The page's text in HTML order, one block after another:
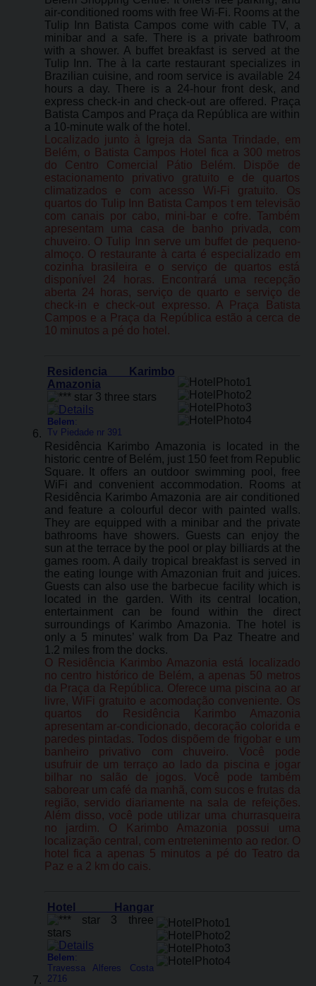
air-conditioned rooms with free Wi-Fi. Rooms at the
Tulip Inn Batista Campos come with cable TV, a
minibar and a safe. There is a private bathroom
with a shower. A buffet breakfast is served at the
Tulip Inn. The à la carte restaurant specializes in
Brazilian cuisine, and room service is available 24
hours a day. There is a 24-hour front desk, and
express check-in and check-out are offered. Praça
Batista Campos and Praça da República are within
a 10-minute walk of the hotel.
Localizado junto à Igreja da Santa Trindade, em
Belém, o Batista Campos Hotel fica a 300 metros
do Centro Comercial Pátio Belém. Dispõe de
estacionamento privativo gratuito e de quartos
climatizados e com acesso Wi-Fi gratuito. Os
quartos do Tulip Inn Batista Campos t em televisão
com canais por cabo, mini-bar e cofre. Também
apresentam uma casa de banho privada, com
chuveiro. O Tulip Inn serve um buffet de pequeno-
almoço. O restaurante à carta é especializado em
cozinha brasileira e o serviço de quartos está
disponível 24 horas. Encontrará uma recepção
aberta 24 horas, serviço de quarto e serviço de
check-in e check-out expresso. A Praça Batista
Campos e a Praça da República estão a cerca de
10 minutos a pé do hotel.
Residencia Karimbo
Amazonia
Belem:
Tv Piedade nr 391
Residência Karimbo Amazonia is located in the
historic centre of Belém, just 150 feet from Republic
Square. It offers an outdoor swimming pool, free
WiFi and convenient accommodation. Rooms at
Residência Karimbo Amazonia are air conditioned
and feature a colourful decor with painted walls.
They are equipped with a minibar and the private
bathrooms have showers. Guests can enjoy the
sun at the terrace by the pool or play billiards at the
games room. A daily tropical breakfast is served in
the eating lounge with Amazonian fruit and juices.
Guests can also use the barbecue facility which is
located in the garden. With its central location,
entertainment can be found within the direct
surroundings of Karimbo Amazonia. The hotel is
only a 5 minutes’ walk from Da Paz Theatre and
1.2 miles from the docks.
O Residência Karimbo Amazonia está localizado
no centro histórico de Belém, a apenas 50 metros
da Praça da República. Oferece uma piscina ao ar
livre, WiFi gratuito e acomodação conveniente. Os
quartos do Residência Karimbo Amazonia
apresentam ar-condicionado, decoração colorida e
paredes pintadas. Todos dispõem de frigobar e um
banheiro privativo com chuveiro. Você pode
usufruir de um terraço ao lado da piscina e jogar
bilhar no salão de jogos. Você pode também
saborear um café da manhã, com sucos e frutas da
região, servido diariamente na sala de refeições.
Além disso, você pode utilizar uma churrasqueira
no jardim. O Karimbo Amazonia possui uma
localização central, com entretenimento ao redor. O
hotel fica a apenas 5 minutos a pé do Teatro da
Paz e a 2 km do cais.
Hotel Hangar
Belem:
Travessa Alferes Costa
2716